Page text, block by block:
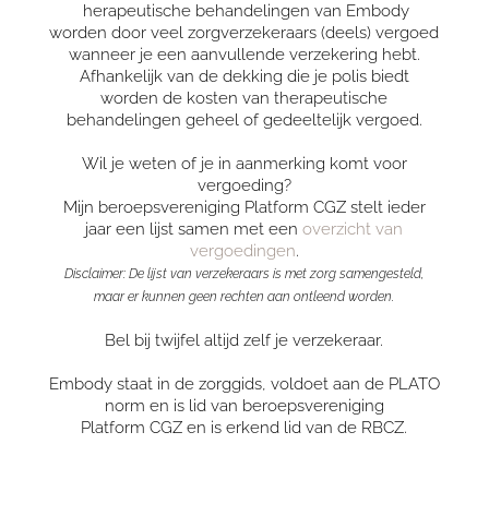
herapeutische behandelingen van Embody
worden door veel zorgverzekeraars (deels) vergoed
wanneer je een aanvullende verzekering hebt.
Afhankelijk van de dekking die je polis biedt
worden de kosten van therapeutische
behandelingen geheel of gedeeltelijk vergoed.
Wil je weten of je in aanmerking komt voor
vergoeding?
Mijn beroepsvereniging Platform CGZ stelt ieder
jaar een lijst samen met eenoverzicht van
vergoedingen.
Disclaimer: De lijst van verzekeraars is met zorg samengesteld,
maar er kunnen geen rechten aan ontleend worden.
Bel bij twijfel altijd zelf je verzekeraar.
Embody staat in de zorggids, voldoet aan de PLATO
norm en is lid van beroepsvereniging
Platform CGZ en is erkend lid van de RBCZ.